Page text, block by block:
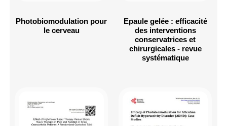
Photobiomodulation pour
le cerveau
Epaule gelée : efficacité
des interventions
conservatrices et
chirurgicales - revue
systématique